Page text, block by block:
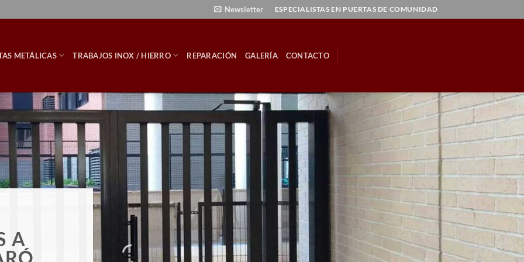
Newsletter ESPECIALISTAS EN PUERTAS DE COMUNIDAD
METÁLICAS TRABAJOS INOX / HIERRO REPARACIÓN GALERÍA CONTACTO
A